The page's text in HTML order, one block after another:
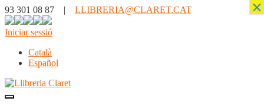
93 301 08 87 | LLIBRERIA@CLARET.CAT
Iniciar sessió
Català
Español
×